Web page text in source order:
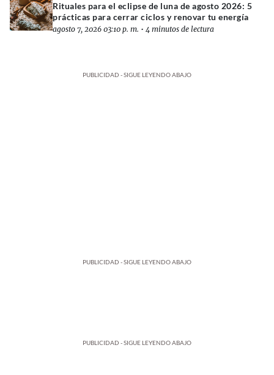
Rituales para el eclipse de luna de agosto 2026: 5
prácticas para cerrar ciclos y renovar tu energía
agosto 7, 2026 03:10 p. m. • 4 minutos de lectura
PUBLICIDAD - SIGUE LEYENDO ABAJO
PUBLICIDAD - SIGUE LEYENDO ABAJO
PUBLICIDAD - SIGUE LEYENDO ABAJO